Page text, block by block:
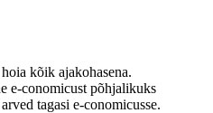
kõik ajakohasena.
e-conomicust põhjalikuks
tagasi e-conomicusse.